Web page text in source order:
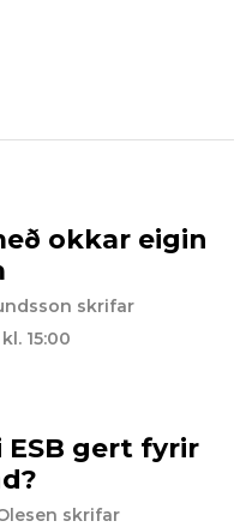
okkar eigin
skrifar
15:00
gert fyrir
skrifar